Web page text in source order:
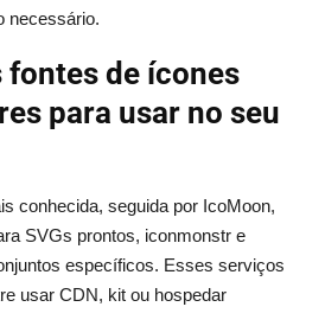
necessário.
fontes de ícones
para usar no seu
conhecida, seguida por IcoMoon,
SVGs prontos, iconmonstr e
específicos. Esses serviços
usar CDN, kit ou hospedar